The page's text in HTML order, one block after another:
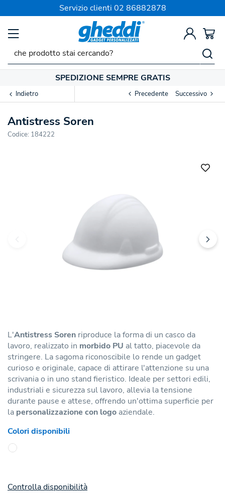
Servizio clienti 02 86882878
SPEDIZIONE SEMPRE GRATIS
Indietro Precedente Successivo
Antistress Soren
Codice: 184222
L'Antistress Soren riproduce la forma di un casco da
lavoro, realizzato in morbido PU al tatto, piacevole da
stringere. La sagoma riconoscibile lo rende un gadget
curioso e originale, capace di attirare l'attenzione su una
scrivania o in uno stand fieristico. Ideale per settori edili,
industriali e sicurezza sul lavoro, allevia la tensione
durante pause e attese, offrendo un'ottima superficie per
la personalizzazione con logo aziendale.
Colori disponibili
Controlla disponibilità